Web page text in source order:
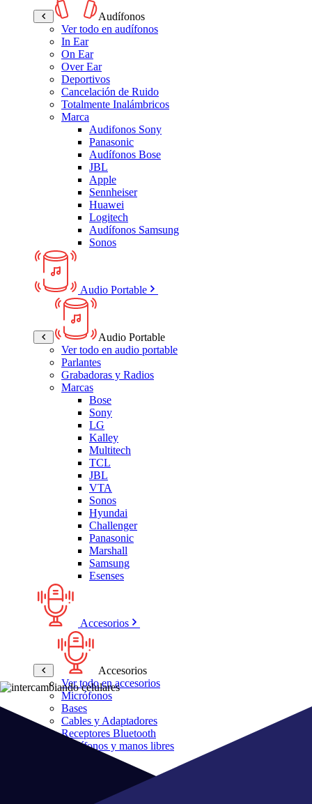
Audífonos
Ver todo en audífonos
In Ear
On Ear
Over Ear
Deportivos
Cancelación de Ruido
Totalmente Inalámbricos
Marca
Audifonos Sony
Panasonic
Audífonos Bose
JBL
Apple
Sennheiser
Huawei
Logitech
Audífonos Samsung
Sonos
Audio Portable
Audio Portable
Ver todo en audio portable
Parlantes
Grabadoras y Radios
Marcas
Bose
Sony
LG
Kalley
Multitech
TCL
JBL
VTA
Sonos
Hyundai
Challenger
Panasonic
Marshall
Samsung
Esenses
Accesorios
Accesorios
Ver todo en accesorios
Micrófonos
Bases
Cables y Adaptadores
Receptores Bluetooth
Audífonos y manos libres